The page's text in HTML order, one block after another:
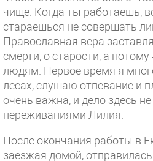
чище. Когда ты работаешь,
стараешься не совершать
Православная вера
смерти, о старости, а
людям. Первое время я
лесах, слушаю отпевание и
очень важна, и дело здесь
переживаниями Лилия.
После окончания работы в
заезжая домой,